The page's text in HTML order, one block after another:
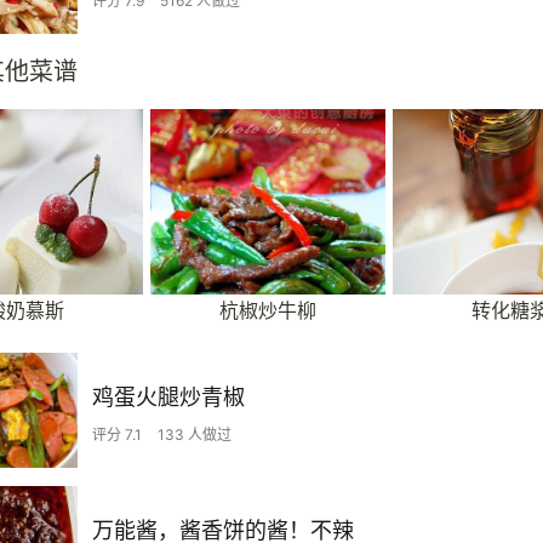
菜谱
奶慕斯 杭椒炒牛柳 转化糖
鸡蛋火腿炒青椒
评分 7.1 133 人做过
万能酱，酱香饼的酱！不辣